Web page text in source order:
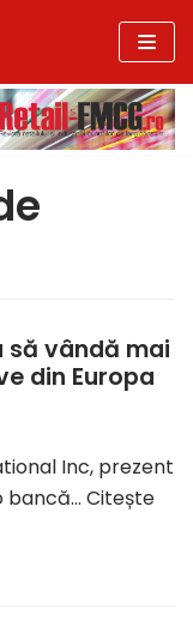
să vândă mai
din Europa
Inc, prezent
bancă… Citește